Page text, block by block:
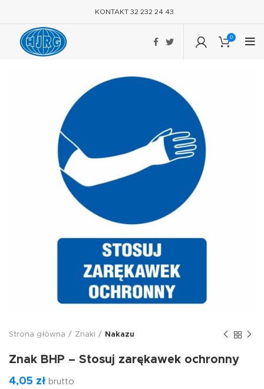
KONTAKT 32 232 24 43
0
Strona główna Znaki Nakazu
Znak BHP – Stosuj zarękawek ochronny
4,05 zł brutto